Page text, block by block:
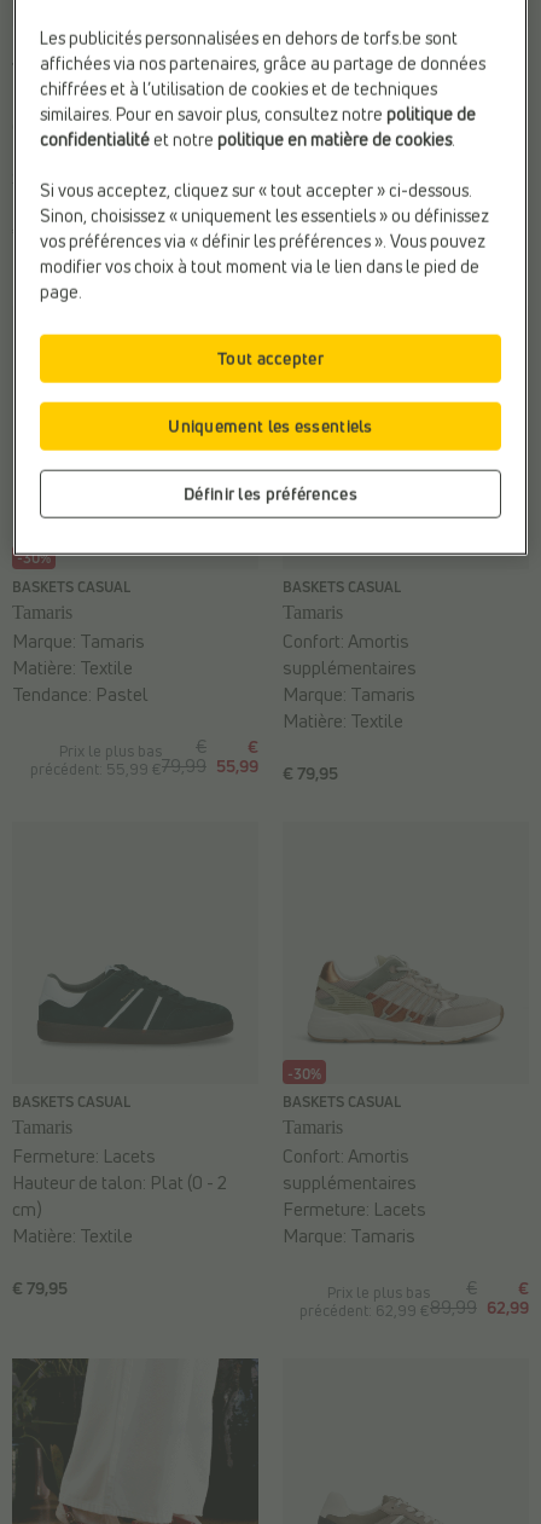
BASKETS CASUAL
Tamaris
€ 79,99
Hauteur de talon:Plat (0 - 2
cm)
Matière:Textile
Sexe:
BASKETS CASUAL
Tamaris
€ 59,95
Confort:Amortis
supplémentaires
Fermeture: Fermeture éclair &
lacets
Matière:Textile
-30%
BASKETS CASUAL
Tamaris
Prix le plus bas
précédent: 55,99 €
€
79,99
€
55,99
Marque: Tamaris
Matière: Textile
Tendance: Pastel
BASKETS CASUAL
Tamaris
€ 79,95
Confort:Amortis
supplémentaires
Marque: Tamaris
Matière: Textile
BASKETS CASUAL
Tamaris
€ 79,95
Fermeture: Lacets
Hauteur de talon: Plat (0 - 2
cm)
Matière: Textile
-30%
BASKETS CASUAL
Tamaris
Prix le plus bas
précédent: 62,99 €
€
89,99
€
62,99
Confort:Amortis
supplémentaires
Fermeture: Lacets
Marque: Tamaris
Les publicités personnalisées en dehors de torfs.be sont
affichées via nos partenaires, grâce au partage de données
chiffrées et à l’utilisation de cookies et de techniques
similaires. Pour en savoir plus, consultez notrepolitique de
confidentialitéet notrepolitique en matière de cookies.
Si vous acceptez, cliquez sur « tout accepter » ci-dessous.
Sinon, choisissez « uniquement les essentiels » ou définissez
vos préférences via « définir les préférences ». Vous pouvez
modifier vos choix à tout moment via le lien dans le pied de
page.
Définir les préférences
Uniquement les essentiels
Tout accepter